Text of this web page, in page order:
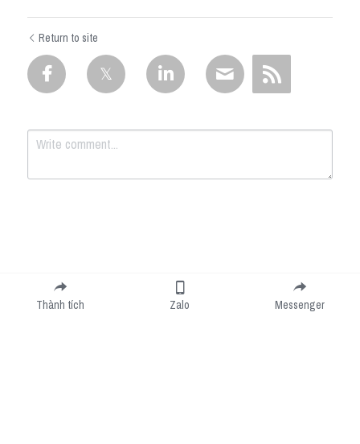
Return to site
Submit
Thành tích Zalo Messenger